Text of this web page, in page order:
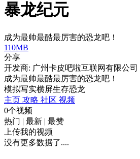
暴龙纪元
成为最帅最酷最厉害的恐龙吧！
110MB
分享
开发商: 广州卡皮吧啦互联网有限公司
成为最帅最酷最厉害的恐龙吧！
模拟写实横屏生存恐龙
主页 攻略 社区 视频
0个视频
热门 | 最新 | 最赞
上传我的视频
没有更多数据了....